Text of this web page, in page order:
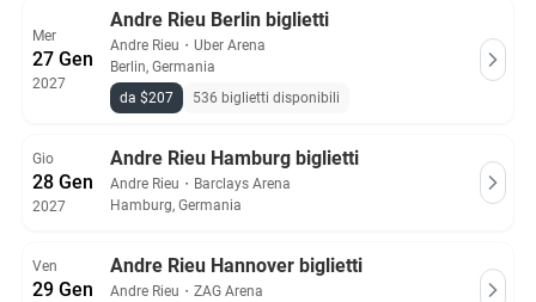
Mer
27 Gen
2027
Andre Rieu Berlin biglietti
Andre Rieu ・ Uber Arena
Berlin, Germania
da $207
536 biglietti disponibili
Gio
28 Gen
2027
Andre Rieu Hamburg biglietti
Andre Rieu ・ Barclays Arena
Hamburg, Germania
Ven
29 Gen
Andre Rieu Hannover biglietti
Andre Rieu ・ ZAG Arena